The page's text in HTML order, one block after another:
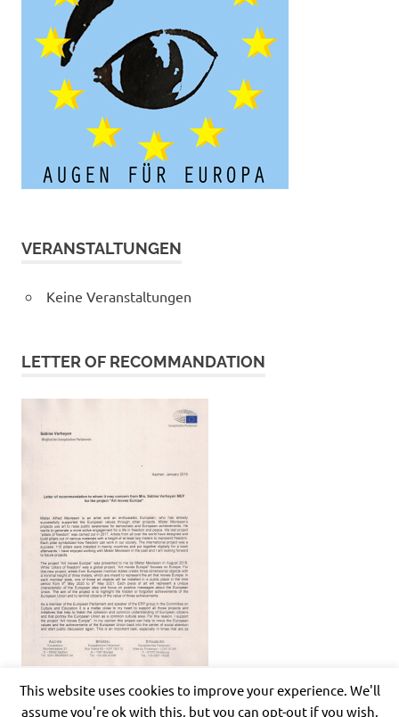
VERANSTALTUNGEN
Keine Veranstaltungen
LETTER OF RECOMMANDATION
This website uses cookies to improve your experience. We'll
assume you're ok with this, but you can opt-out if you wish.